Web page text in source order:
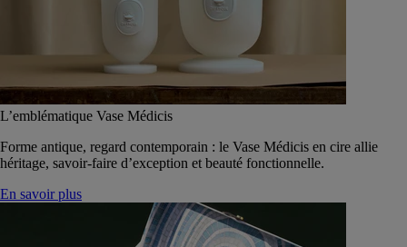
L’emblématique Vase Médicis
Forme antique, regard contemporain : le Vase Médicis en cire allie
héritage, savoir-faire d’exception et beauté fonctionnelle.
En savoir plus